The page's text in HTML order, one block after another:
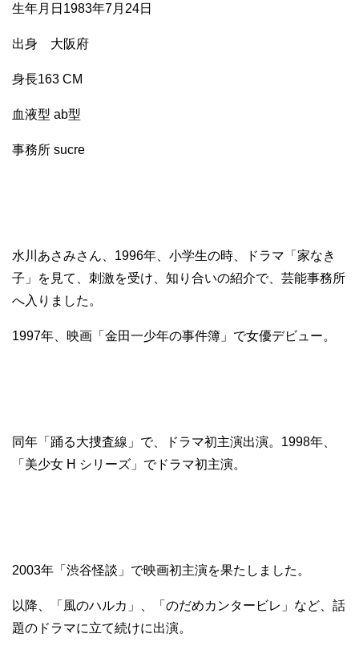
生年月日1983年7月24日
出身 大阪府
身長163 CM
血液型 ab型
事務所 sucre
水川あさみさん、1996年、小学生の時、ドラマ「家なき
子」を見て、刺激を受け、知り合いの紹介で、芸能事務所
へ入りました。
1997年、映画「金田一少年の事件簿」で女優デビュー。
同年「踊る大捜査線」で、ドラマ初主演出演。1998年、
「美少女 H シリーズ」でドラマ初主演。
2003年「渋谷怪談」で映画初主演を果たしました。
以降、「風のハルカ」、「のだめカンタービレ」など、話
題のドラマに立て続けに出演。